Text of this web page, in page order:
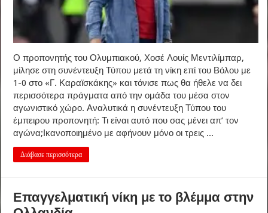
Ο προπονητής του Ολυμπιακού, Χοσέ Λουίς Μεντιλίμπαρ,
μίλησε στη συνέντευξη Τύπου μετά τη νίκη επί του Βόλου με
1-0 στο «Γ. Καραϊσκάκης» και τόνισε πως θα ήθελε να δει
περισσότερα πράγματα από την ομάδα του μέσα στον
αγωνιστικό χώρο. Αναλυτικά η συνέντευξη Τύπου του
έμπειρου προπονητή: Τι είναι αυτό που σας μένει απ’ τον
αγώνα;Ικανοποιημένο με αφήνουν μόνο οι τρεις ...
Διάβασε περισσότερα
Επαγγελματική νίκη με το βλέμμα στην